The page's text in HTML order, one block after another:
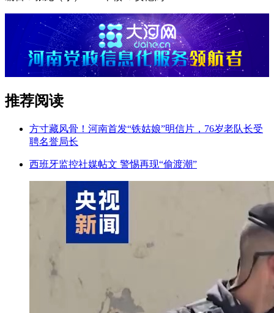
推荐阅读
方寸藏风骨！河南首发“铁姑娘”明信片，76岁老队长受
聘名誉局长
西班牙监控社媒帖文 警惕再现“偷渡潮”